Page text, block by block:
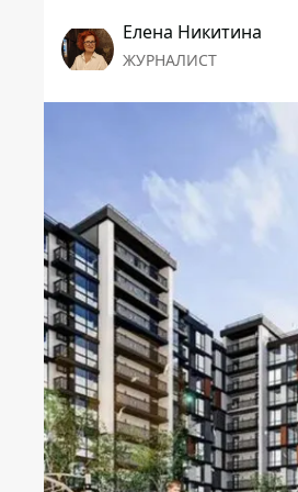
Елена Никитина
ЖУРНАЛИСТ